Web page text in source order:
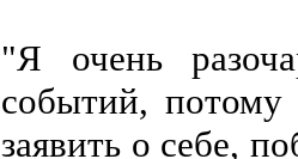
"Я очень
событий, потому
заявить о себе,